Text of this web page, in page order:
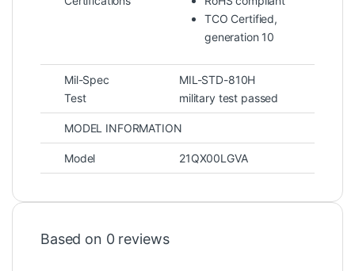
Bảo mật và hệ điều hành
môi trường doanh nghiệp với nhiều tính năng
TCO Certified,
generation 10
Mil-Spec
Test
MIL-STD-810H
military test passed
MODEL INFORMATION
Model 21QX00LGVA
Based on 0 reviews